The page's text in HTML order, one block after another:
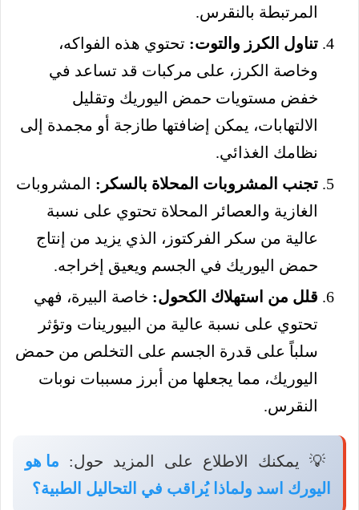
المرتبطة بالنقرس.
تناول الكرز والتوت: تحتوي هذه الفواكه،
وخاصة الكرز، على مركبات قد تساعد في
خفض مستويات حمض اليوريك وتقليل
الالتهابات، يمكن إضافتها طازجة أو مجمدة إلى
نظامك الغذائي.
تجنب المشروبات المحلاة بالسكر: المشروبات
الغازية والعصائر المحلاة تحتوي على نسبة
عالية من سكر الفركتوز، الذي يزيد من إنتاج
حمض اليوريك في الجسم ويعيق إخراجه.
قلل من استهلاك الكحول: خاصة البيرة، فهي
تحتوي على نسبة عالية من البيورينات وتؤثر
سلباً على قدرة الجسم على التخلص من حمض
اليوريك، مما يجعلها من أبرز مسببات نوبات
النقرس.
💡 يمكنك الاطلاع على المزيد حول: ما هو
اليورك اسد ولماذا يُراقب في التحاليل الطبية؟